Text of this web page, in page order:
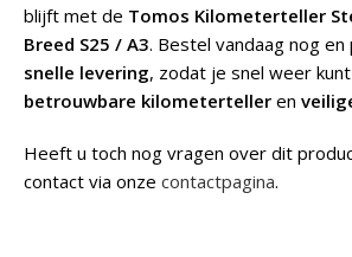
blijft met de Tomos Kilometerteller
Breed S25 / A3. Bestel vandaag nog
snelle levering, zodat je snel weer
betrouwbare kilometerteller en
Heeft u toch nog vragen over dit
contact via onze contactpagina.